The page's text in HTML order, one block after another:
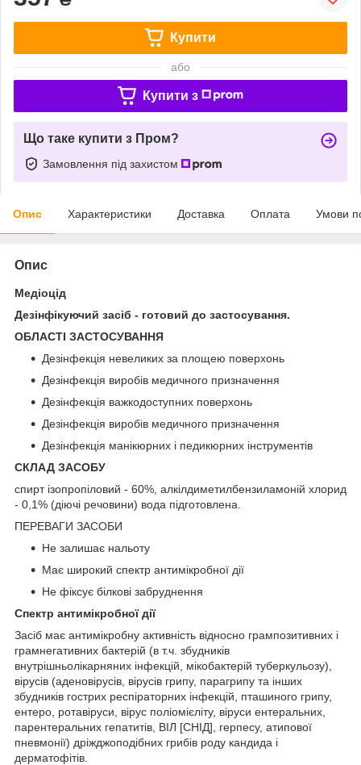
Купити
або
Купити з
Що таке купити з Пром?
Замовлення під захистом
Опис Характеристики Доставка Оплата Умови
Опис
Медіоцід
Дезінфікуючий засіб - готовий до застосування.
ОБЛАСТІ ЗАСТОСУВАННЯ
Дезінфекція невеликих за площею поверхонь
Дезінфекція виробів медичного призначення
Дезінфекція важкодоступних поверхонь
Дезінфекція виробів медичного призначення
Дезінфекція манікюрних і педикюрних інструментів
СКЛАД ЗАСОБУ
спирт ізопропіловий - 60%, алкілдиметилбензиламоній хлорид
- 0,1% (діючі речовини) вода підготовлена.
ПЕРЕВАГИ ЗАСОБИ
Не залишає нальоту
Має широкий спектр антимікробної дії
Не фіксує білкові забруднення
Спектр антимікробної дії
Засіб має антимікробну активність відносно грампозитивних і
грамнегативних бактерій (в т.ч. збудників
внутрішньолікарняних інфекцій, мікобактерій туберкульозу),
вірусів (аденовірусів, вірусів грипу, парагрипу та інших
збудників гострих респіраторних інфекцій, пташиного грипу,
ентеро, ротавіруси, вірус поліомієліту, віруси ентеральних,
парентеральних гепатитів, ВІЛ [СНІД], герпесу, атипової
пневмонії) дріжджоподібних грибів роду кандида і
дерматофітів.